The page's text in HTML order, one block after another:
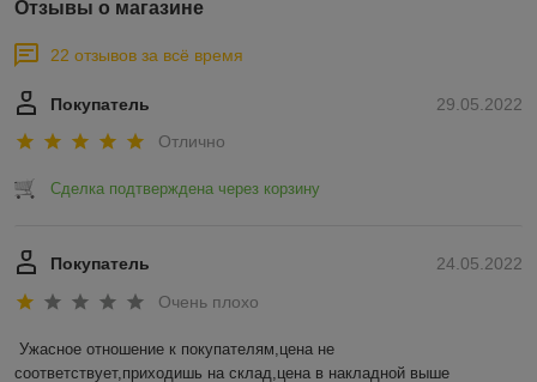
Отзывы о магазине
22 отзывов за всё время
29.05.2022
Покупатель
Отлично
Сделка подтверждена через корзину
24.05.2022
Покупатель
Очень плохо
Ужасное отношение к покупателям,цена не
соответствует,приходишь на склад,цена в накладной выше